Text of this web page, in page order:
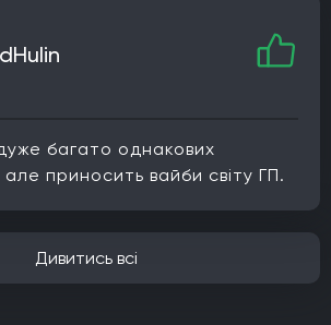
багато однакових
приносить вайби світу ГП.
Дивитись всі